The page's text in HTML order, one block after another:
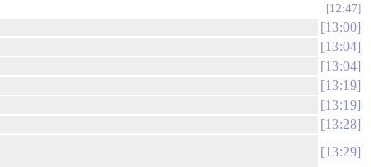
12:47
13:00
13:04
13:04
13:19
13:19
13:28
13:29